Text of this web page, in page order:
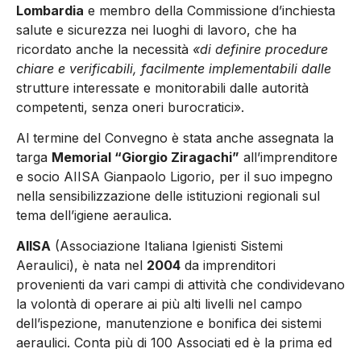
Lombardia e membro della Commissione d’inchiesta
salute e sicurezza nei luoghi di lavoro, che ha
ricordato anche la necessità «di definire procedure
chiare e verificabili, facilmente implementabili dalle
strutture interessate e monitorabili dalle autorità
competenti, senza oneri burocratici».
Al termine del Convegno è stata anche assegnata la
targa Memorial “Giorgio Ziragachi” all’imprenditore
e socio AIISA Gianpaolo Ligorio, per il suo impegno
nella sensibilizzazione delle istituzioni regionali sul
tema dell’igiene aeraulica.
AIISA (Associazione Italiana Igienisti Sistemi
Aeraulici), è nata nel 2004 da imprenditori
provenienti da vari campi di attività che condividevano
la volontà di operare ai più alti livelli nel campo
dell’ispezione, manutenzione e bonifica dei sistemi
aeraulici. Conta più di 100 Associati ed è la prima ed